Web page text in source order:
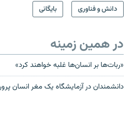
دانش و فناوری
بایگانی
در همین زمینه
«ربات‌ها بر انسان‌ها غلبه خواهند کرد»
دانشمندان در آزمایشگاه یک مغر انسان